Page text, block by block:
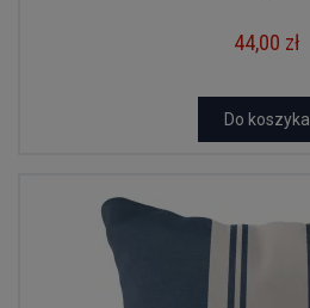
44,00 zł
Do koszyka